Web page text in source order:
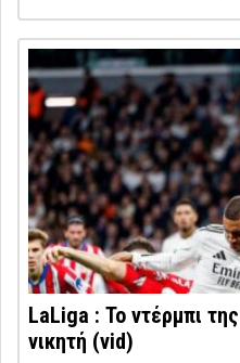
LaLiga : Το ντέρμπι
νικητή (vid)